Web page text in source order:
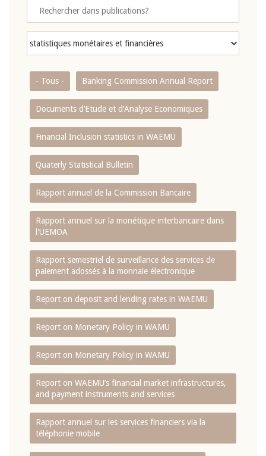
- Tous - Banking Commission Annual Report
Documents d’Etude et d’Analyse Economiques
Financial Inclusion statistics in WAEMU
Quaterly Statistical Bulletin
Rapport annuel de la Commission Bancaire
Rapport annuel sur la monétique interbancaire dans
l'UEMOA
Rapport semestriel de surveillance des services de
paiement adossés à la monnaie électronique
Report on deposit and lending rates in WAEMU
Report on Monetary Policy in WAMU
Report on Monetary Policy in WAMU
Report on WAEMU’s financial market infrastructures,
and payment instruments and services
Rapport annuel sur les services financiers via la
téléphonie mobile